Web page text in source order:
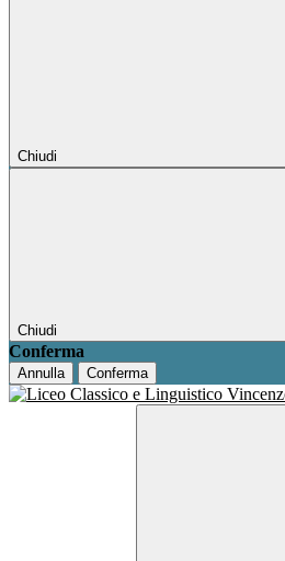
Chiudi
Chiudi
Conferma
Annulla Conferma